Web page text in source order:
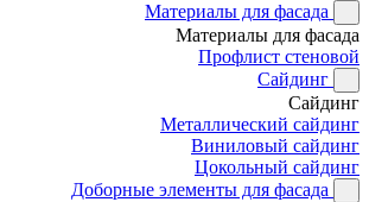
Материалы для фасада
Материалы для фасада
Профлист стеновой
Сайдинг
Сайдинг
Металлический сайдинг
Виниловый сайдинг
Цокольный сайдинг
Доборные элементы для фасада